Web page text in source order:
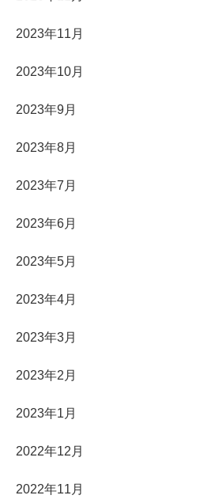
2023年11月
2023年10月
2023年9月
2023年8月
2023年7月
2023年6月
2023年5月
2023年4月
2023年3月
2023年2月
2023年1月
2022年12月
2022年11月